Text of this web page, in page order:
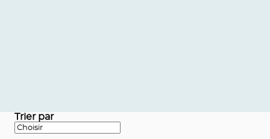
Trier par